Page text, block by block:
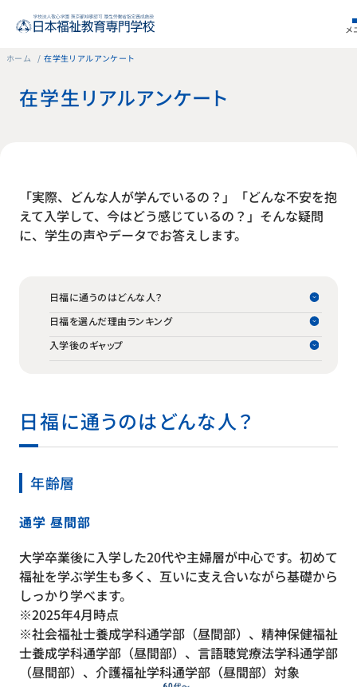
メ
ホーム 在学生リアルアンケート
在学生リアルアンケート
「実際、どんな人が学んでいるの？」「どんな不安を抱
えて入学して、今はどう感じているの？」そんな疑問
に、学生の声やデータでお答えします。
日福に通うのはどんな人？
日福を選んだ理由ランキング
入学後のギャップ
日福に通うのはどんな人？
年齢層
通学 昼間部
大学卒業後に入学した20代や主婦層が中心です。初めて
福祉を学ぶ学生も多く、互いに支え合いながら基礎から
しっかり学べます。
※2025年4月時点
※社会福祉士養成学科通学部（昼間部）、精神保健福祉
士養成学科通学部（昼間部）、言語聴覚療法学科通学部
（昼間部）、介護福祉学科通学部（昼間部）対象